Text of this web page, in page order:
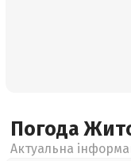
Погода
Актуальна